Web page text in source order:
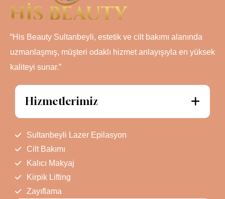
“His Beauty Sultanbeyli, estetik ve cilt bakımı alanında
uzmanlaşmış, müşteri odaklı hizmet anlayışıyla en yüksek
kaliteyi sunar.”
Hizmetlerimiz
Sultanbeyli Lazer Epilasyon
Cilt Bakımı
Kalıcı Makyaj
Kirpik Lifting
Zayıflama